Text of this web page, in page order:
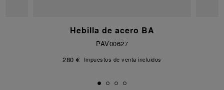
Hebilla de acero BA
PAV00627
280 €
Impuestos de venta incluidos